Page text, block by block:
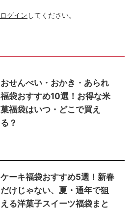
ログイン してください。
おせんべい・おかき・あられ
福袋おすすめ10選！お得な米
菓福袋はいつ・どこで買え
る？
ケーキ福袋おすすめ5選！新春
だけじゃない、夏・通年で狙
える洋菓子スイーツ福袋まと